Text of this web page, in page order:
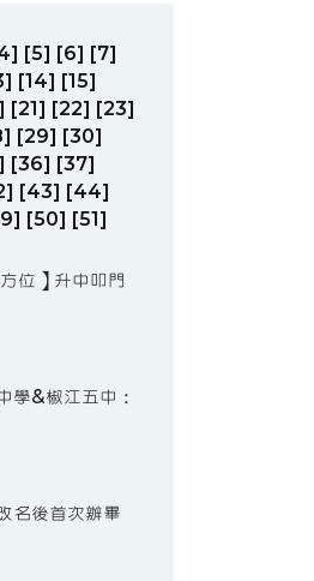
[5] [6] [7]
[14] [15]
[21] [22] [23]
[29] [30]
[36] [37]
[43] [44]
[50] [51]
位】升中叩門
學&椒江五中：
名後首次辦畢